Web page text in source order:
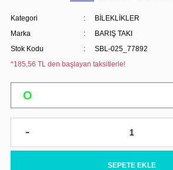
Kategori
BİLEKLİKLER
Marka
BARIŞ TAKI
Stok Kodu
SBL-025_77892
*185,56 TL den başlayan taksitlerle!
SEPETE EKLE